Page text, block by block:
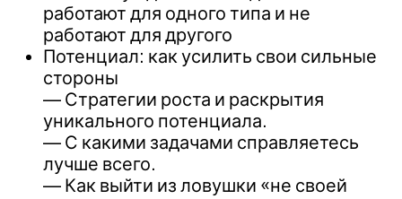
работают для одного типа и не
работают для другого
Потенциал: как усилить свои сильные
стороны
— Стратегии роста и раскрытия
уникального потенциала.
— С какими задачами справляетесь
лучше всего.
— Как выйти из ловушки «не своей